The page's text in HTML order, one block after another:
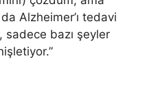
Alzheimer’ı tedavi
sadece bazı şeyler